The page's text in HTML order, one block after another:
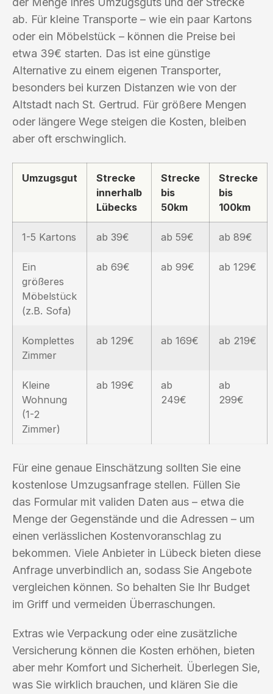
ab. Für kleine Transporte – wie ein paar Kartons
oder ein Möbelstück – können die Preise bei
etwa 39€ starten. Das ist eine günstige
Alternative zu einem eigenen Transporter,
besonders bei kurzen Distanzen wie von der
Altstadt nach St. Gertrud. Für größere Mengen
oder längere Wege steigen die Kosten, bleiben
aber oft erschwinglich.
Umzugsgut
Strecke
innerhalb
Lübecks
Strecke
bis
50km
Strecke
bis
100km
1-5 Kartons ab 39€ ab 59€ ab 89€
Ein
größeres
Möbelstück
(z.B. Sofa)
ab 69€ ab 99€ ab 129€
Komplettes
Zimmer
ab 129€ ab 169€ ab 219€
Kleine
Wohnung
(1-2
Zimmer)
ab 199€
ab
249€
ab
299€
Für eine genaue Einschätzung sollten Sie eine
kostenlose Umzugsanfrage stellen. Füllen Sie
das Formular mit validen Daten aus – etwa die
Menge der Gegenstände und die Adressen – um
einen verlässlichen Kostenvoranschlag zu
bekommen. Viele Anbieter in Lübeck bieten diese
Anfrage unverbindlich an, sodass Sie Angebote
vergleichen können. So behalten Sie Ihr Budget
im Griff und vermeiden Überraschungen.
Extras wie Verpackung oder eine zusätzliche
Versicherung können die Kosten erhöhen, bieten
aber mehr Komfort und Sicherheit. Überlegen Sie,
was Sie wirklich brauchen, und klären Sie die